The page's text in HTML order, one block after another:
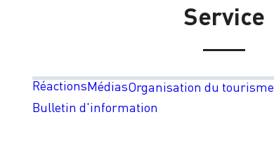
Service
RéactionsMédiasOrganisation du tourisme
Bulletin d'information